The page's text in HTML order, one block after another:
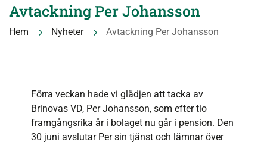
Avtackning Per Johansson
Hem 5 Nyheter 5 Avtackning Per Johansson
Förra veckan hade vi glädjen att tacka av
Brinovas VD, Per Johansson, som efter tio
framgångsrika år i bolaget nu går i pension. Den
30 juni avslutar Per sin tjänst och lämnar över